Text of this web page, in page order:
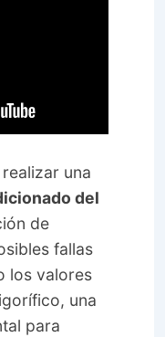
una
del
de
fallas
los valores
una
para